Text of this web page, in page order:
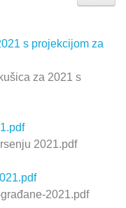
s projekcijom za
za 2021 s
2021.pdf
2021.pdf